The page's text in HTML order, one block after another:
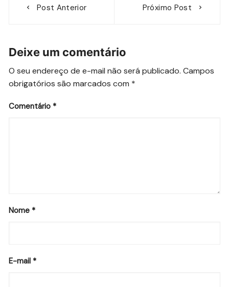
Post Anterior Próximo Post
Deixe um comentário
O seu endereço de e-mail não será publicado. Campos
obrigatórios são marcados com *
Comentário *
Nome *
E-mail *